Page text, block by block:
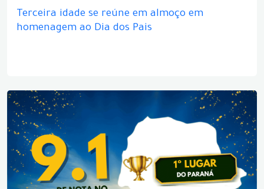
Terceira idade se reúne em almoço em
homenagem ao Dia dos Pais